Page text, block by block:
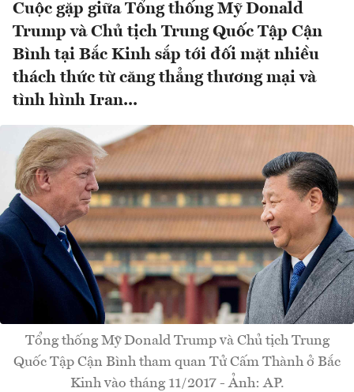
Cuộc gặp giữa Tổng thống Mỹ Donald
Trump và Chủ tịch Trung Quốc Tập Cận
Bình tại Bắc Kinh sắp tới đối mặt nhiều
thách thức từ căng thẳng thương mại và
tình hình Iran...
Tổng thống Mỹ Donald Trump và Chủ tịch Trung
Quốc Tập Cận Bình tham quan Tử Cấm Thành ở Bắc
Kinh vào tháng 11/2017 - Ảnh: AP.